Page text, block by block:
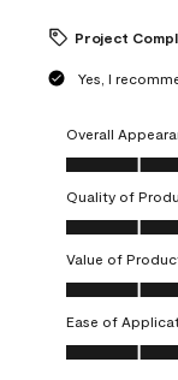
Project
Yes, I
Overall
Overall
Quality of
Quality of
Value of
Value of
Ease of
Ease of